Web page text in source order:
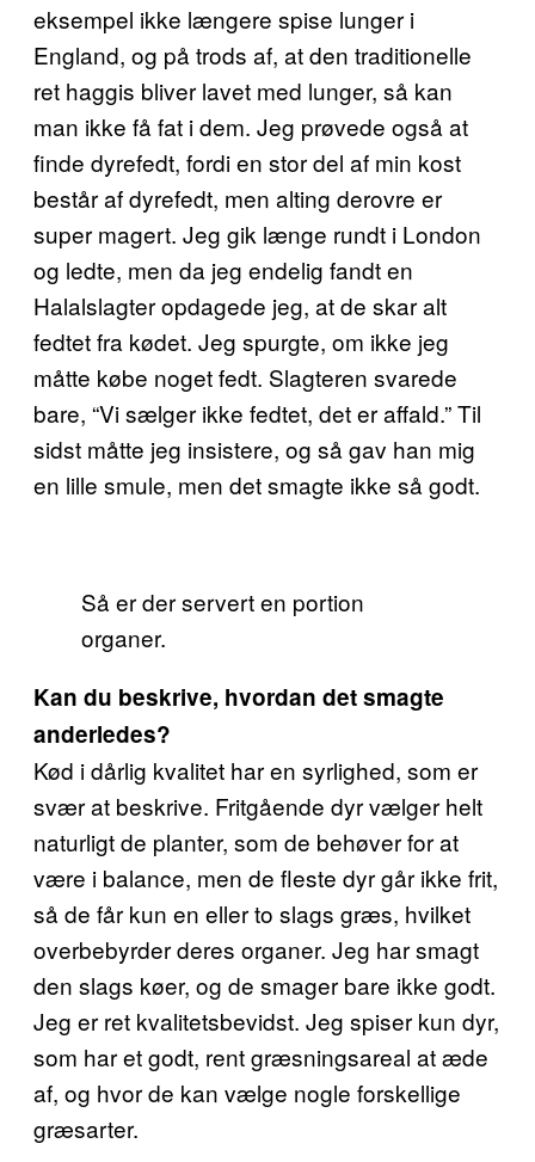
eksempel ikke længere spise lunger i
England, og på trods af, at den traditionelle
ret haggis bliver lavet med lunger, så kan
man ikke få fat i dem. Jeg prøvede også at
finde dyrefedt, fordi en stor del af min kost
består af dyrefedt, men alting derovre er
super magert. Jeg gik længe rundt i London
og ledte, men da jeg endelig fandt en
Halalslagter opdagede jeg, at de skar alt
fedtet fra kødet. Jeg spurgte, om ikke jeg
måtte købe noget fedt. Slagteren svarede
bare, “Vi sælger ikke fedtet, det er affald.” Til
sidst måtte jeg insistere, og så gav han mig
en lille smule, men det smagte ikke så godt.
Så er der servert en portion
organer.
Kan du beskrive, hvordan det smagte
anderledes?
Kød i dårlig kvalitet har en syrlighed, som er
svær at beskrive. Fritgående dyr vælger helt
naturligt de planter, som de behøver for at
være i balance, men de fleste dyr går ikke frit,
så de får kun en eller to slags græs, hvilket
overbebyrder deres organer. Jeg har smagt
den slags køer, og de smager bare ikke godt.
Jeg er ret kvalitetsbevidst. Jeg spiser kun dyr,
som har et godt, rent græsningsareal at æde
af, og hvor de kan vælge nogle forskellige
græsarter.